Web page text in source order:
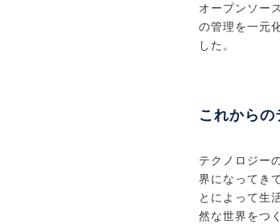
オープンソー
の管理を一元
した。
これからの
テクノロジー
界になってき
とによって生
然な世界をつ